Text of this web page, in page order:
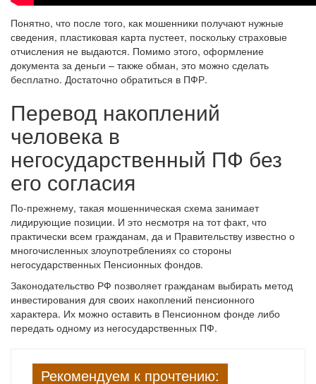
Понятно, что после того, как мошенники получают нужные
сведения, пластиковая карта пустеет, поскольку страховые
отчисления не выдаются. Помимо этого, оформление
документа за деньги – также обман, это можно сделать
бесплатно. Достаточно обратиться в ПФР.
Перевод накоплений
человека в
негосударственный ПФ без
его согласия
По-прежнему, такая мошенническая схема занимает
лидирующие позиции. И это несмотря на тот факт, что
практически всем гражданам, да и Правительству известно о
многочисленных злоупотреблениях со стороны
негосударственных Пенсионных фондов.
Законодательство РФ позволяет гражданам выбирать метод
инвестирования для своих накоплений пенсионного
характера. Их можно оставить в Пенсионном фонде либо
передать одному из негосударственных ПФ.
Рекомендуем к прочтению: